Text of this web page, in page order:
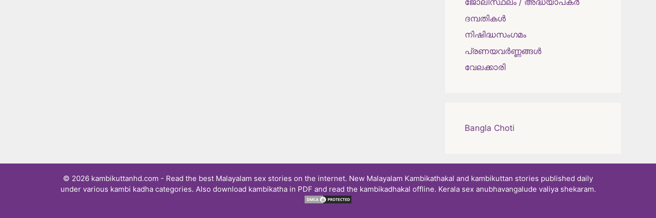
ജോലിസ്ഥലം / അദ്ധ്യാപകർ
ദമ്പതികള്‍
നിഷിദ്ധസംഗമം
പ്രണയവർണ്ണങ്ങൾ
വേലക്കാരി
Bangla Choti
© 2026 kambikuttanhd.com - Read the best Malayalam sex stories on the internet. New Malayalam Kambikathakal and kambikuttan stories published daily
under various kambi kadha categories. Also download kambikatha in PDF and read the kambikadhakal offline. Kerala sex anubhavangalude valiya shekaram.